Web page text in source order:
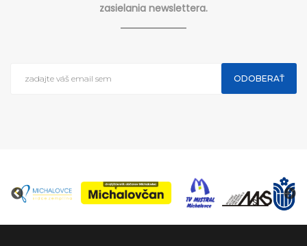
zasielania newslettera.
ODOBERAŤ